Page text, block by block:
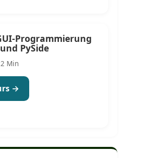
Programmierung
PySide
Min
→